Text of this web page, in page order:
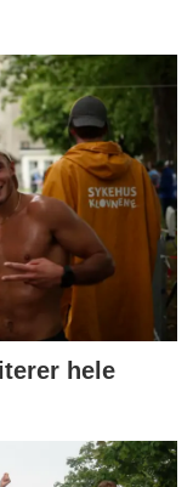
hele